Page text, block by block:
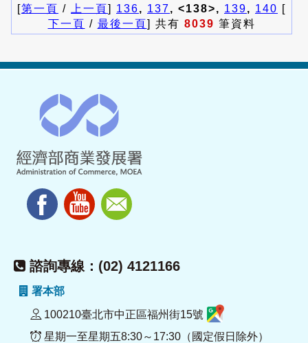
[第一頁 / 上一頁] 136, 137, <138>, 139, 140 [
下一頁 / 最後一頁] 共有 8039 筆資料
諮詢專線：(02) 4121166
署本部
100210臺北市中正區福州街15號
星期一至星期五8:30～17:30（國定假日除外）